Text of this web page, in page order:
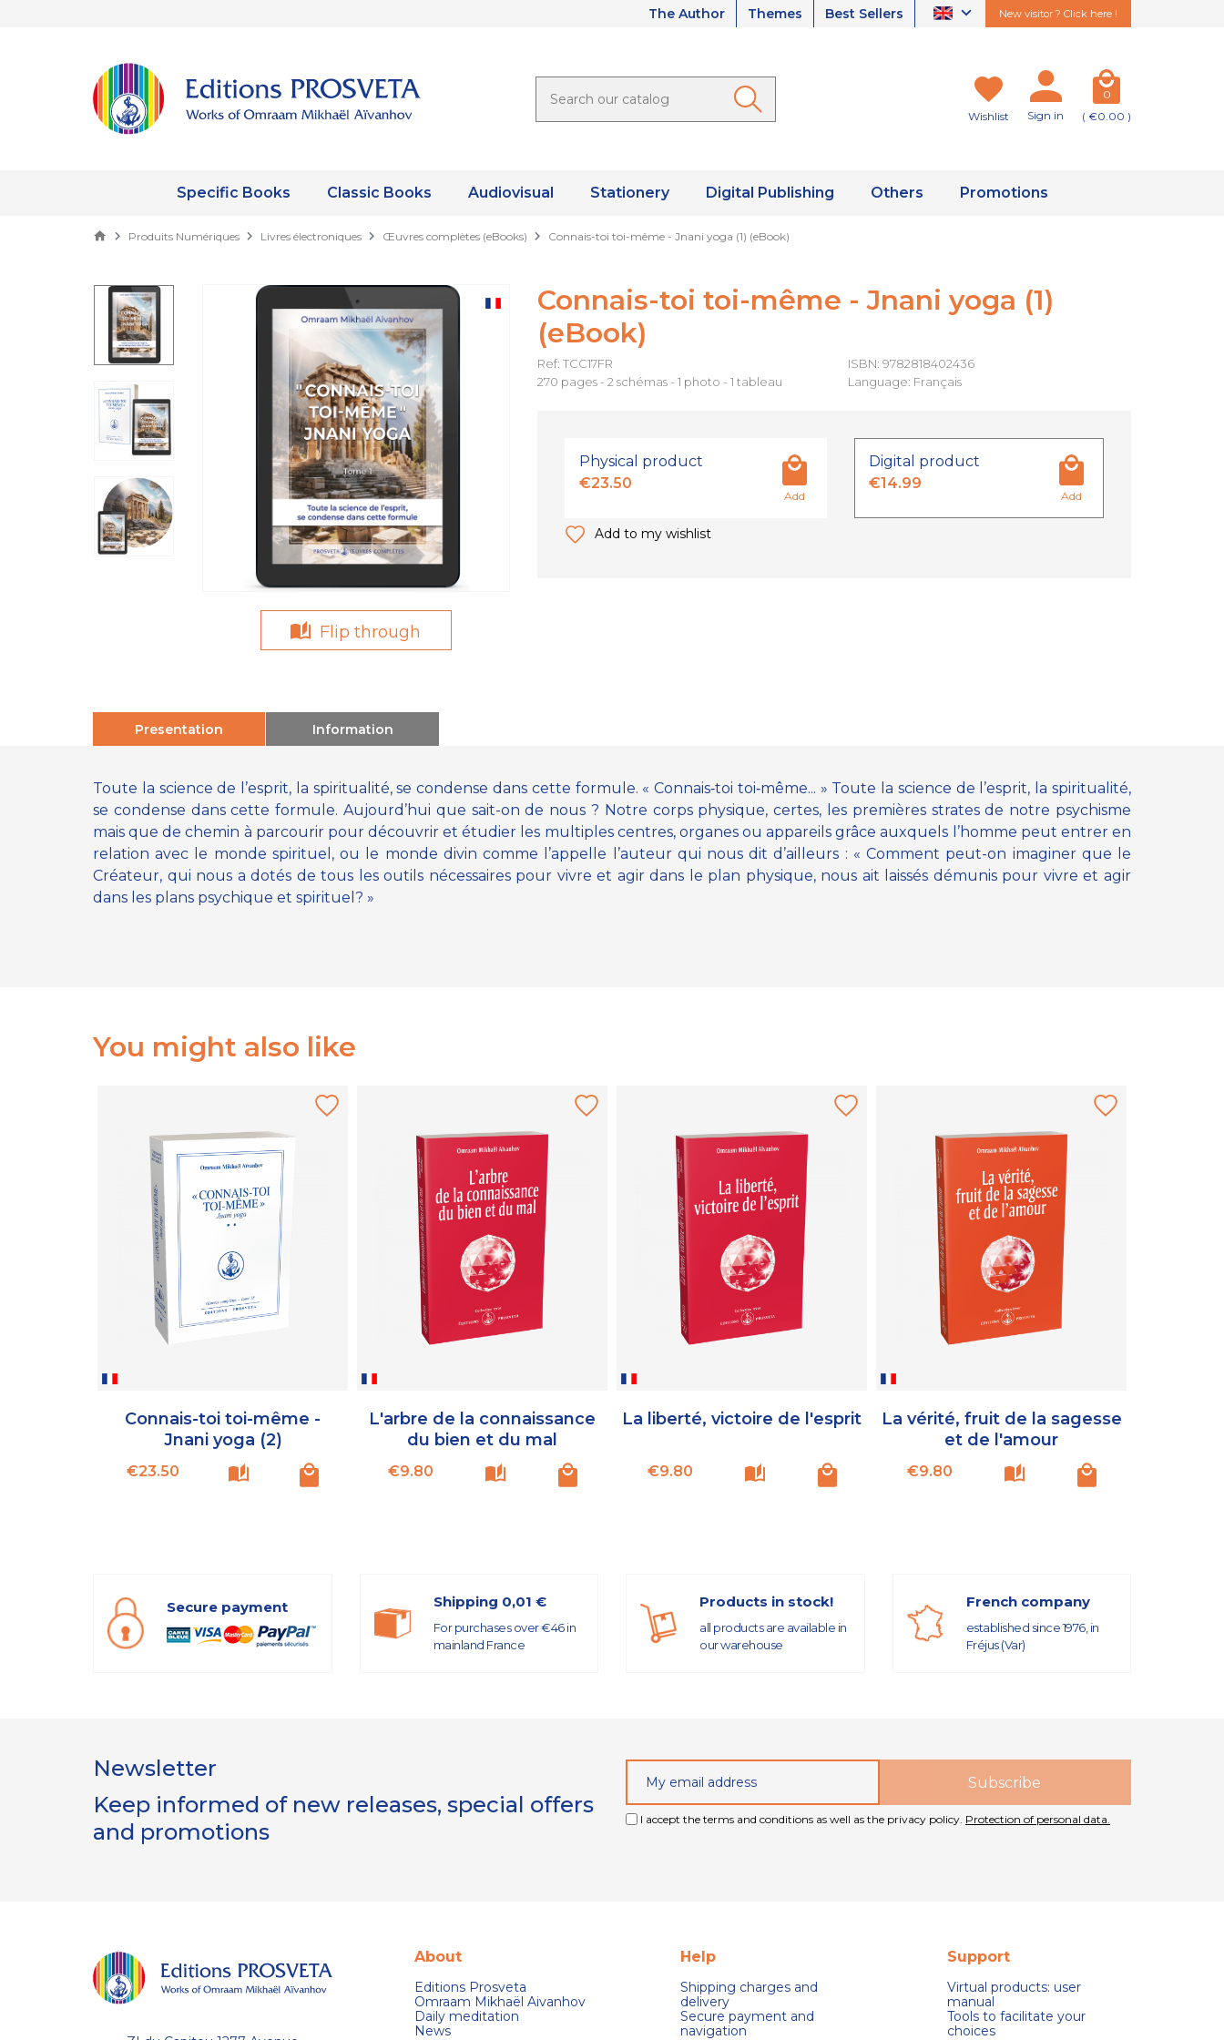
The Author Themes Best Sellers New visitor ? Click here !
Wishlist Sign in
0
( €0.00 )
Specific Books Classic Books Audiovisual Stationery Digital Publishing Others Promotions
Produits Numériques Livres électroniques Œuvres complètes (eBooks) Connais-toi toi-même - Jnani yoga (1) (eBook)
Flip through
Connais-toi toi-même - Jnani yoga (1)
(eBook)
Ref: TCC17FR
270 pages - 2 schémas - 1 photo - 1 tableau
ISBN: 9782818402436
Language: Français
Physical product
€23.50
Add
Digital product
€14.99
Add
Add to my wishlist
Presentation Information
Toute la science de l’esprit, la spiritualité, se condense dans cette formule. « Connais‑toi toi‑même... » Toute la science de l’esprit, la spiritualité,
se condense dans cette formule. Aujourd’hui que sait-on de nous ? Notre corps physique, certes, les premières strates de notre psychisme
mais que de chemin à parcourir pour découvrir et étudier les multiples centres, organes ou appareils grâce auxquels l’homme peut entrer en
relation avec le monde spirituel, ou le monde divin comme l’appelle l’auteur qui nous dit d’ailleurs : « Comment peut-on imaginer que le
Créateur, qui nous a dotés de tous les outils nécessaires pour vivre et agir dans le plan physique, nous ait laissés démunis pour vivre et agir
dans les plans psychique et spirituel? »
You might also like
Connais-toi toi-même -
Jnani yoga (2)
Price
€23.50
L'arbre de la connaissance
du bien et du mal
Price
€9.80
La liberté, victoire de l'esprit
Price
€9.80
La vérité, fruit de la sagesse
et de l'amour
Price
€9.80
Secure payment Shipping 0,01 €
For purchases over €46 in
mainland France
Products in stock!
all products are available in
our warehouse
French company
established since 1976, in
Fréjus (Var)
Newsletter
Keep informed of new releases, special offers
and promotions
I accept the terms and conditions as well as the privacy policy. Protection of personal data.
About
Editions Prosveta
Omraam Mikhaël Aivanhov
Daily meditation
News
Help
Shipping charges and
delivery
Secure payment and
navigation
Support
Virtual products: user
manual
Tools to facilitate your
choices